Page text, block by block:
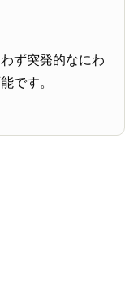
ず突発的なにわ
です。